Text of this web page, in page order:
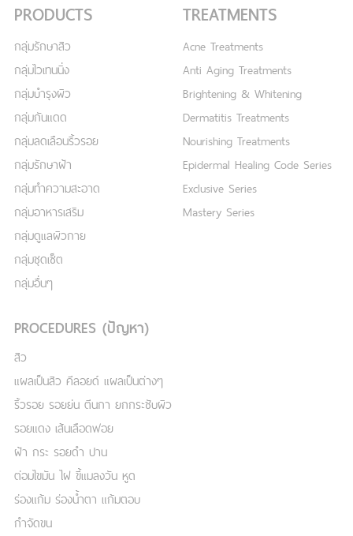
PRODUCTS
กลุ่มรักษาสิว
กลุ่มไวเทนนิ่ง
กลุ่มบำรุงผิว
กลุ่มกันแดด
กลุ่มลดเลือนริ้วรอย
กลุ่มรักษาฝ้า
กลุ่มทำความสะอาด
กลุ่มอาหารเสริม
กลุ่มดูแลผิวกาย
กลุ่มชุดเซ็ต
กลุ่มอื่นๆ
TREATMENTS
Acne Treatments
Anti Aging Treatments
Brightening & Whitening
Dermatitis Treatments
Nourishing Treatments
Epidermal Healing Code Series
Exclusive Series
Mastery Series
PROCEDURES (ปัญหา)
สิว
แผลเป็นสิว คีลอยด์ แผลเป็นต่างๆ
ริ้วรอย รอยย่น ตีนกา ยกกระชับผิว
รอยแดง เส้นเลือดฟอย
ฝ้า กระ รอยดำ ปาน
ต่อมไขมัน ไฝ ขี้แมลงวัน หูด
ร่องแก้ม ร่องน้ำตา แก้มตอบ
กำจัดขน